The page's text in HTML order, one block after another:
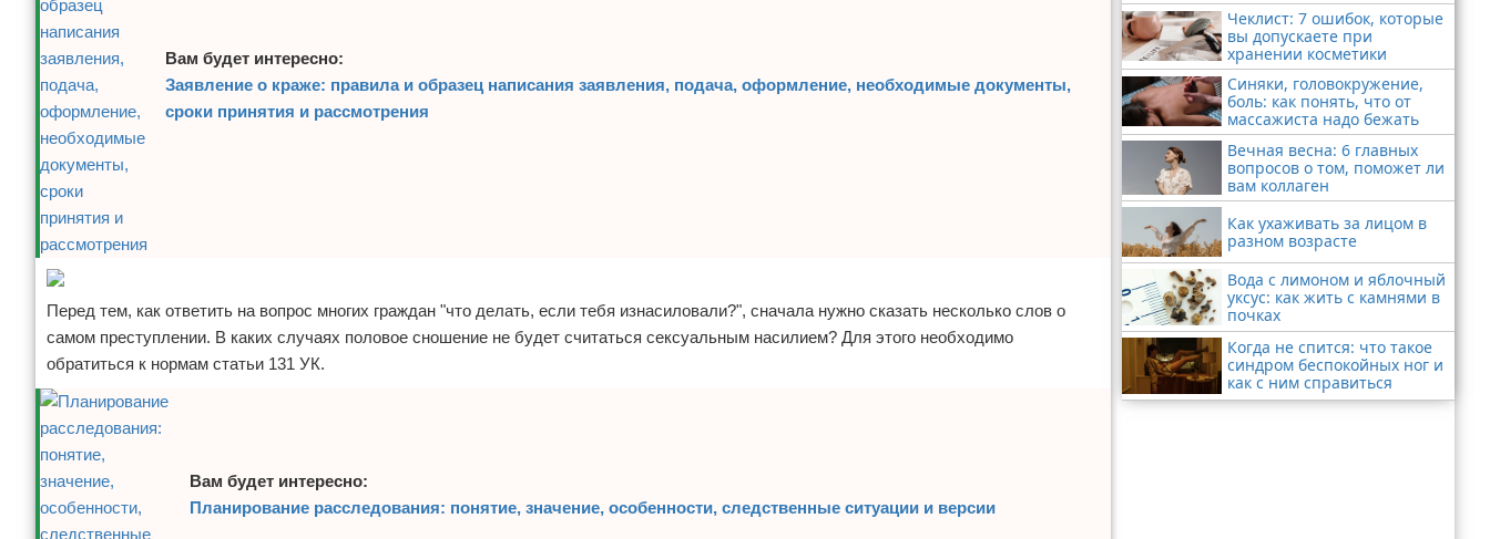
Вам будет интересно:
Заявление о краже: правила и образец написания заявления, подача, оформление, необходимые документы,
сроки принятия и рассмотрения
Перед тем, как ответить на вопрос многих граждан "что делать, если тебя изнасиловали?", сначала нужно сказать несколько слов о
самом преступлении. В каких случаях половое сношение не будет считаться сексуальным насилием? Для этого необходимо
обратиться к нормам статьи 131 УК.
Вам будет интересно:
Планирование расследования: понятие, значение, особенности, следственные ситуации и версии
Чеклист: 7 ошибок, которые
вы допускаете при
хранении косметики
Синяки, головокружение,
боль: как понять, что от
массажиста надо бежать
Вечная весна: 6 главных
вопросов о том, поможет ли
вам коллаген
Как ухаживать за лицом в
разном возрасте
Вода с лимоном и яблочный
уксус: как жить с камнями в
почках
Когда не спится: что такое
синдром беспокойных ног и
как с ним справиться